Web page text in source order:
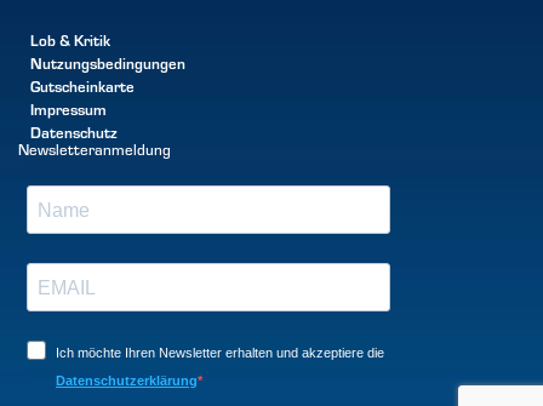
Lob & Kritik
Nutzungsbedingungen
Gutscheinkarte
Impressum
Datenschutz
Newsletteranmeldung
Ich möchte Ihren Newsletter erhalten und akzeptiere die
Datenschutzerklärung